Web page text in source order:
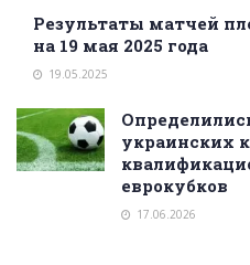
Результаты матчей
на 19 мая 2025 года
19.05.2025
украинских
еврокубков
17.06.2026